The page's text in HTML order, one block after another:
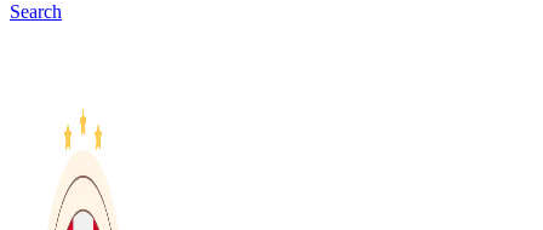
Search